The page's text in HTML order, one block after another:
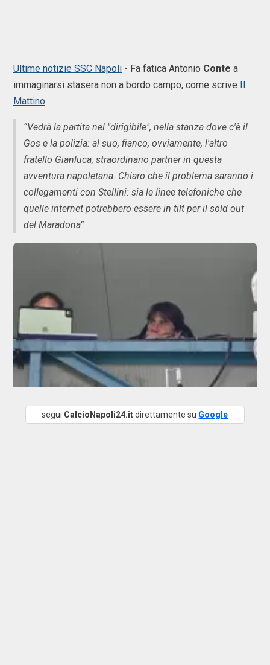
Ultime notizie SSC Napoli - Fa fatica Antonio Conte a
immaginarsi stasera non a bordo campo, come scrive Il
Mattino.
“Vedrà la partita nel "dirigibile", nella stanza dove c'è il
Gos e la polizia: al suo, fianco, ovviamente, l'altro
fratello Gianluca, straordinario partner in questa
avventura napoletana. Chiaro che il problema saranno i
collegamenti con Stellini: sia le linee telefoniche che
quelle internet potrebbero essere in tilt per il sold out
del Maradona”
segui CalcioNapoli24.itdirettamente su Google